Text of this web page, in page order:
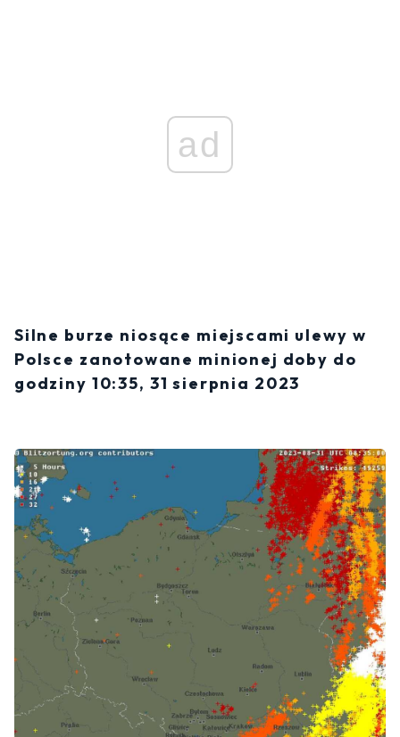
ad
Silne burze niosące miejscami ulewy w
Polsce zanotowane minionej doby do
godziny 10:35, 31 sierpnia 2023